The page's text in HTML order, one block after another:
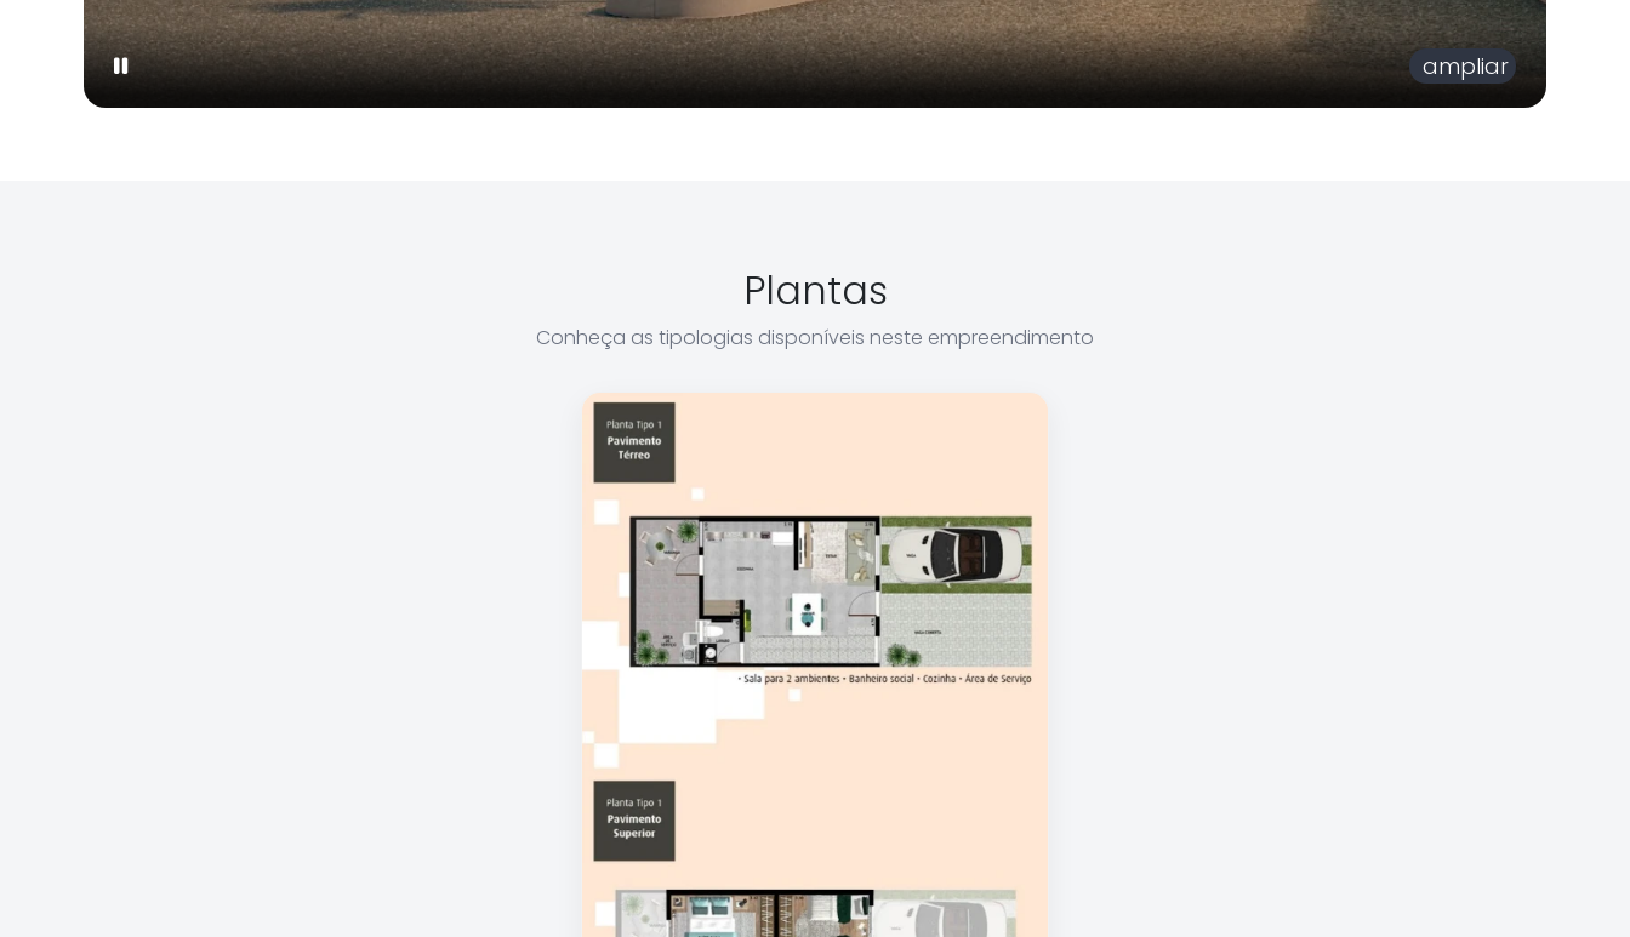
ampliar
Plantas
Conheça as tipologias disponíveis neste empreendimento